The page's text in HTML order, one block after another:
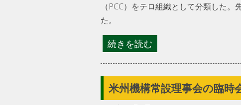
（PCC）をテロ組織として分類した
た。
続きを読む
米州機構常設理事会の臨